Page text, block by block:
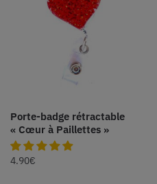
Porte-badge rétractable
« Cœur à Paillettes »
4.90€